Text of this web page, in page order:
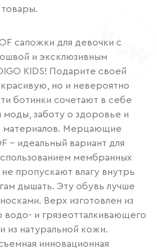
сапожки для девочки с
и эксклюзивным
KIDS! Подарите своей
но и невероятно
ботинки сочетают в себе
заботу о здоровье и
материалов. Мерцающие
- идеальный вариант для
мембранных
пропускают влагу внутрь
дышать. Эту обувь лучше
Верх изготовлен из
водо- и грязеотталкивающего
из натуральной кожи.
инновационная